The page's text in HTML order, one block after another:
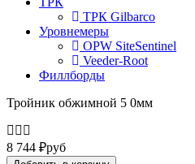
ТРК Gilbarco
Уровнемеры
OPW SiteSentinel
Veeder-Root
Филлборды
Тройник обжимной 5 0мм
8 744 ₽руб